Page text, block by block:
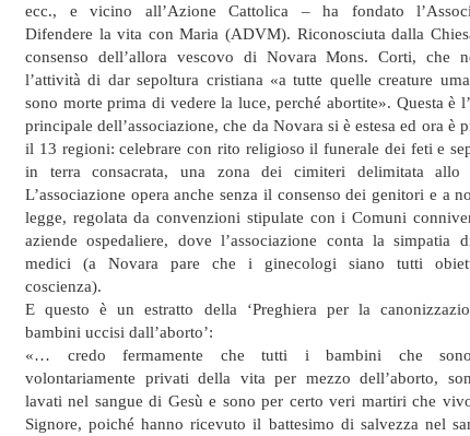
ecc., e vicino all’Azione Cattolica – ha fondato
Difendere la vita con Maria (ADVM). Riconosciuta dalla
consenso dell’allora vescovo di Novara Mons. Corti, che
l’attività di dar sepoltura cristiana «a tutte quelle creature
sono morte prima di vedere la luce, perché abortite». Questa è
principale dell’associazione, che da Novara si è estesa ed ora è
il 13 regioni: celebrare con rito religioso il funerale dei feti e
in terra consacrata, una zona dei cimiteri delimitata allo
L’associazione opera anche senza il consenso dei genitori e a
legge, regolata da convenzioni stipulate con i Comuni
aziende ospedaliere, dove l’associazione conta la simpatia
medici (a Novara pare che i ginecologi siano tutti
coscienza).
E questo è un estratto della ‘Preghiera per la
bambini uccisi dall’aborto’:
«… credo fermamente che tutti i bambini che
volontariamente privati della vita per mezzo dell’aborto,
lavati nel sangue di Gesù e sono per certo veri martiri che
Signore, poiché hanno ricevuto il battesimo di salvezza nel